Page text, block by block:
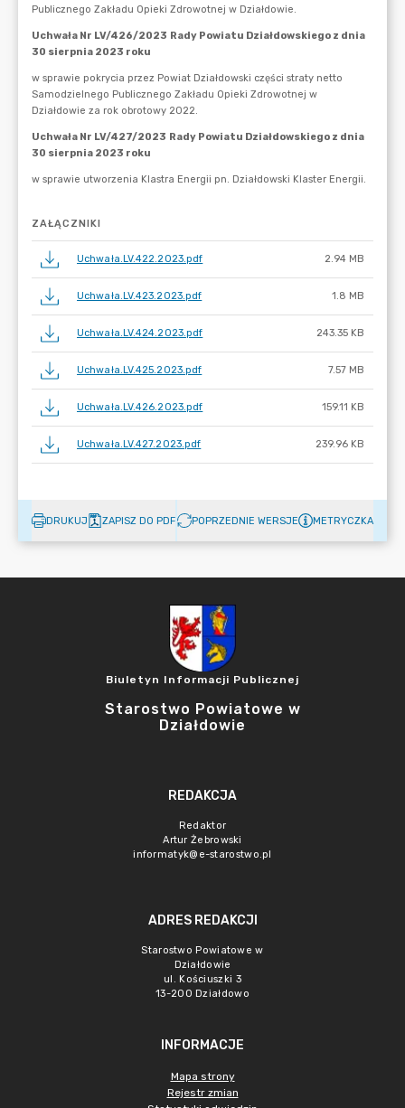
ZAŁĄCZNIKI
Uchwała.LV.422.2023.pdf 2.94 MB
Uchwała.LV.423.2023.pdf 1.8 MB
Uchwała.LV.424.2023.pdf 243.35 KB
Uchwała.LV.425.2023.pdf 7.57 MB
Uchwała.LV.426.2023.pdf 159.11 KB
Uchwała.LV.427.2023.pdf 239.96 KB
DRUKUJ ZAPISZ DO PDF POPRZEDNIE WERSJE METRYCZKA
Biuletyn Informacji Publicznej
Starostwo Powiatowe w
Działdowie
REDAKCJA
Redaktor
Artur Żebrowski
informatyk@e-starostwo.pl
ADRES REDAKCJI
Starostwo Powiatowe w
Działdowie
ul. Kościuszki 3
13-200 Działdowo
INFORMACJE
Mapa strony
Rejestr zmian